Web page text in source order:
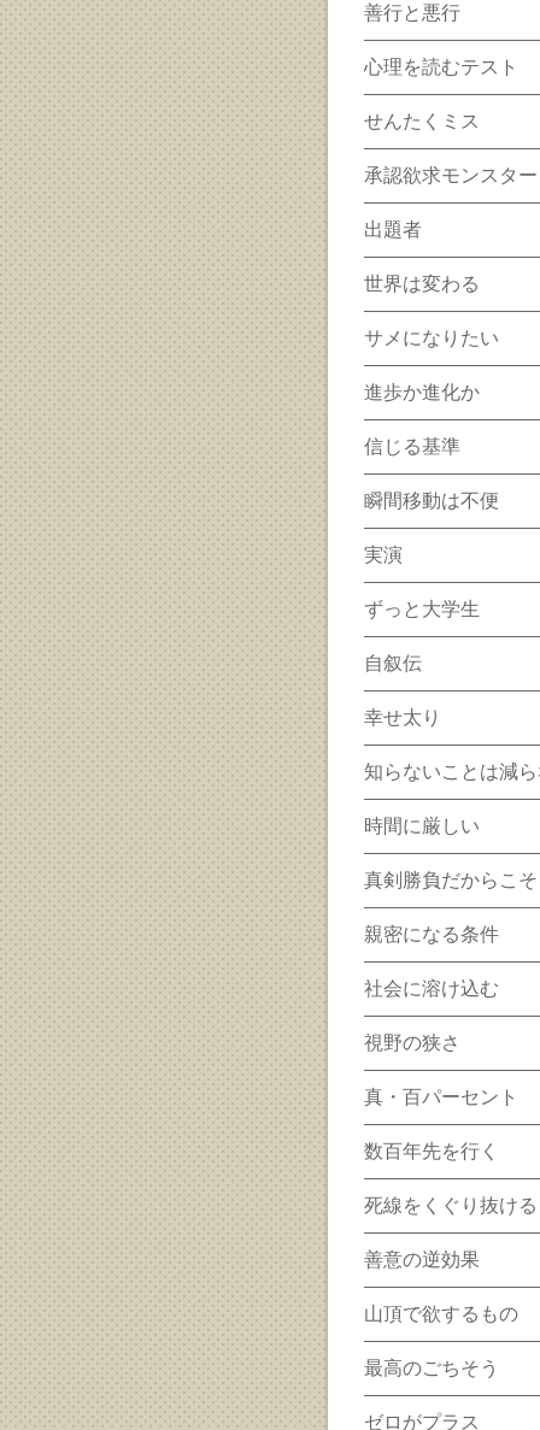
善行と悪行
心理を読むテスト
せんたくミス
承認欲求モンスター
出題者
世界は変わる
サメになりたい
進歩か進化か
信じる基準
瞬間移動は不便
実演
ずっと大学生
自叙伝
幸せ太り
知らないことは減
時間に厳しい
真剣勝負だからこそ
親密になる条件
社会に溶け込む
視野の狭さ
真・百パーセント
数百年先を行く
死線をくぐり抜ける
善意の逆効果
山頂で欲するもの
最高のごちそう
ゼロがプラス